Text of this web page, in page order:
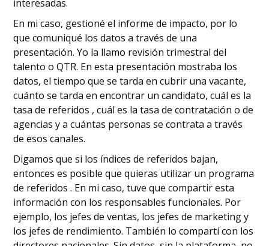
interesadas.
En mi caso, gestioné el informe de impacto, por lo
que comuniqué los datos a través de una
presentación. Yo la llamo revisión trimestral del
talento o QTR. En esta presentación mostraba los
datos, el tiempo que se tarda en cubrir una vacante,
cuánto se tarda en encontrar un candidato, cuál es la
tasa de referidos , cuál es la tasa de contratación o de
agencias y a cuántas personas se contrata a través
de esos canales.
Digamos que si los índices de referidos bajan,
entonces es posible que quieras utilizar un programa
de referidos . En mi caso, tuve que compartir esta
información con los responsables funcionales. Por
ejemplo, los jefes de ventas, los jefes de marketing y
los jefes de rendimiento. También lo compartí con los